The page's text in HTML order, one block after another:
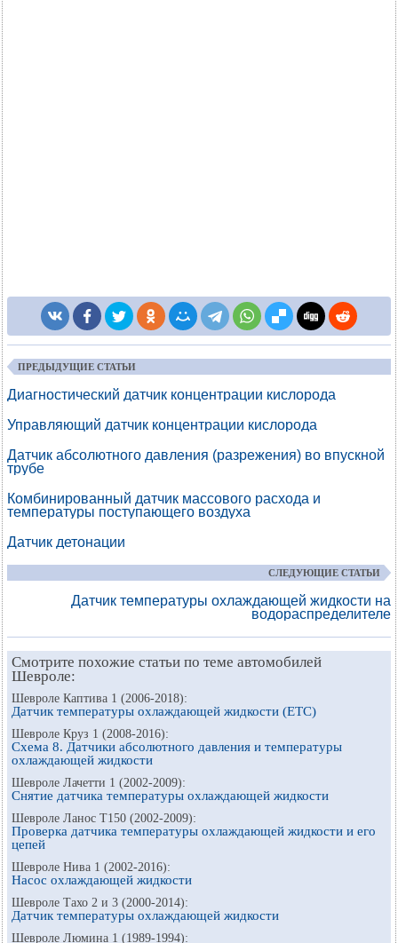
ПРЕДЫДУЩИЕ СТАТЬИ
Диагностический датчик концентрации кислорода
Управляющий датчик концентрации кислорода
Датчик абсолютного давления (разрежения) во впускной
трубе
Комбинированный датчик массового расхода и
температуры поступающего воздуха
Датчик детонации
СЛЕДУЮЩИЕ СТАТЬИ
Датчик температуры охлаждающей жидкости на
водораспределителе
Смотрите похожие статьи по теме автомобилей
Шевроле:
Шевроле Каптива 1 (2006-2018):
Датчик температуры охлаждающей жидкости (ЕТС)
Шевроле Круз 1 (2008-2016):
Схема 8. Датчики абсолютного давления и температуры
охлаждающей жидкости
Шевроле Лачетти 1 (2002-2009):
Снятие датчика температуры охлаждающей жидкости
Шевроле Ланос Т150 (2002-2009):
Проверка датчика температуры охлаждающей жидкости и его
цепей
Шевроле Нива 1 (2002-2016):
Насос охлаждающей жидкости
Шевроле Тахо 2 и 3 (2000-2014):
Датчик температуры охлаждающей жидкости
Шевроле Люмина 1 (1989-1994):